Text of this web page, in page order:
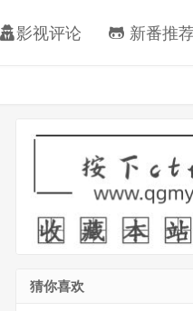
影视评论 新番推
猜你喜欢